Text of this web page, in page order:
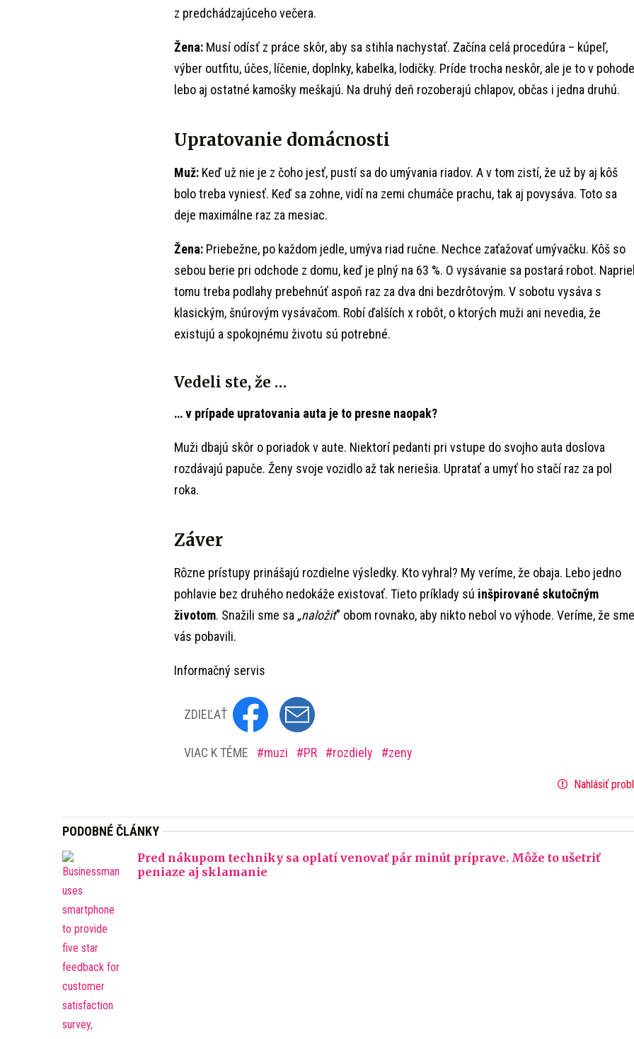
z predchádzajúceho večera.
Žena: Musí odísť z práce skôr, aby sa stihla nachystať. Začína celá procedúra – kúpeľ,
výber outfitu, účes, líčenie, doplnky, kabelka, lodičky. Príde trocha neskôr, ale je to v
lebo aj ostatné kamošky meškajú. Na druhý deň rozoberajú chlapov, občas i jedna druhú.
Upratovanie domácnosti
Muž: Keď už nie je z čoho jesť, pustí sa do umývania riadov. A v tom zistí, že už by aj kôš
bolo treba vyniesť. Keď sa zohne, vidí na zemi chumáče prachu, tak aj povysáva. Toto sa
deje maximálne raz za mesiac.
Žena: Priebežne, po každom jedle, umýva riad ručne. Nechce zaťažovať umývačku. Kôš so
sebou berie pri odchode z domu, keď je plný na 63 %. O vysávanie sa postará robot.
tomu treba podlahy prebehnúť aspoň raz za dva dni bezdrôtovým. V sobotu vysáva s
klasickým, šnúrovým vysávačom. Robí ďalších x robôt, o ktorých muži ani nevedia, že
existujú a spokojnému životu sú potrebné.
Vedeli ste, že …
… v prípade upratovania auta je to presne naopak?
Muži dbajú skôr o poriadok v aute. Niektorí pedanti pri vstupe do svojho auta doslova
rozdávajú papuče. Ženy svoje vozidlo až tak neriešia. Upratať a umyť ho stačí raz za pol
roka.
Záver
Rôzne prístupy prinášajú rozdielne výsledky. Kto vyhral? My veríme, že obaja. Lebo jedno
pohlavie bez druhého nedokáže existovať. Tieto príklady sú inšpirované skutočným
životom. Snažili sme sa „naložiť” obom rovnako, aby nikto nebol vo výhode. Veríme, že sme
vás pobavili.
Informačný servis
ZDIEĽAŤ
VIAC K TÉME muzi PR rozdiely zeny
Nahlásiť
PODOBNÉ ČLÁNKY
Pred nákupom techniky sa oplatí venovať pár minút príprave. Môže to ušetriť
peniaze aj sklamanie